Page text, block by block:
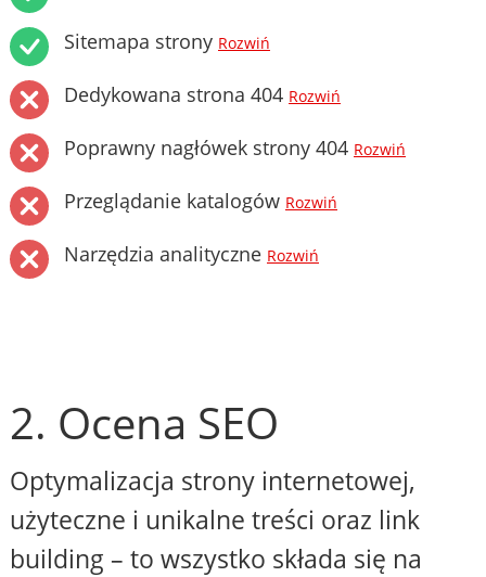
Sitemapa strony Rozwiń
Dedykowana strona 404 Rozwiń
Poprawny nagłówek strony 404 Rozwiń
Przeglądanie katalogów Rozwiń
Narzędzia analityczne Rozwiń
2. Ocena SEO
Optymalizacja strony internetowej,
użyteczne i unikalne treści oraz link
building – to wszystko składa się na